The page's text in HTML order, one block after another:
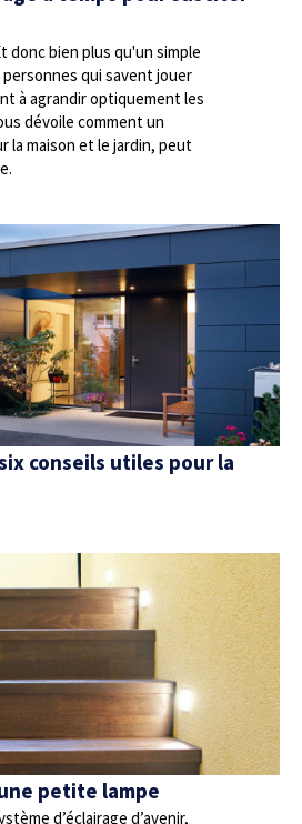
donc bien plus qu'un simple
qui savent jouer
à agrandir optiquement les
dévoile comment un
la maison et le jardin, peut
conseils utiles pour la
petite lampe
d’éclairage d’avenir,